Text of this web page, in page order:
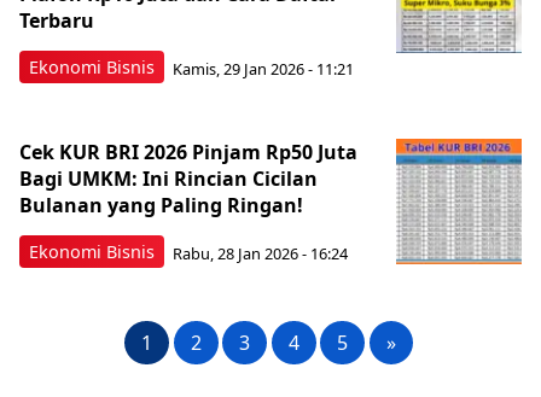
Ekonomi Bisnis
Terbaru
Kamis, 29 Jan 2026 - 11:21
Ekonomi Bisnis
Cek KUR BRI 2026 Pinjam Rp50 Juta
Bagi UMKM: Ini Rincian Cicilan
Bulanan yang Paling Ringan!
Rabu, 28 Jan 2026 - 16:24
1 2 3 4 5 »